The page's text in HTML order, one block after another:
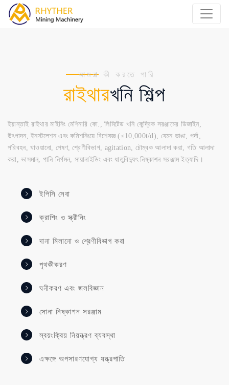
আমরা কী করতে পারি
রাইথারখনি শিল্প
ইয়ান্তাই রাইথার মাইনিং মেশিনারি কো., লিমিটেড খনি কেন্দ্রিক সরঞ্জামের ডিজাইন,
উৎপাদন, ইনস্টলেশন এবং কমিশনিংয়ে বিশেষজ্ঞ (≤10,000t/d), যেমন ভাঙা, পর্দা,
পরিবহন, খাওয়ানো, পেষণ, শ্রেণীবিভাগ, agitation, চৌম্বক আলাদা করা, গতি আলাদা
করা, ভাসমান, পানি নির্গমন, সায়ানাইডিং এবং ধাতুবিদ্যুৎ নিষ্কাশন সরঞ্জাম ইত্যাদি।
ইপিসি সেবা
ক্রাশিং ও স্ক্রীনিং
দানা মিলানো ও শ্রেণীবিভাগ করা
পৃথকীকরণ
ঘনীকরণ এবং জলবিজ্ঞান
সোনা নিষ্কাশন সরঞ্জাম
স্বয়ংক্রিয় নিয়ন্ত্রণ ব্যবস্থা
এক্ষঙ্গে অপসারণযোগ্য যন্ত্রপাতি